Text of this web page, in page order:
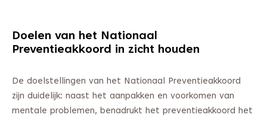
Doelen van het Nationaal
Preventieakkoord in zicht houden
De doelstellingen van het Nationaal Preventieakkoord
zijn duidelijk: naast het aanpakken en voorkomen van
mentale problemen, benadrukt het preventieakkoord het